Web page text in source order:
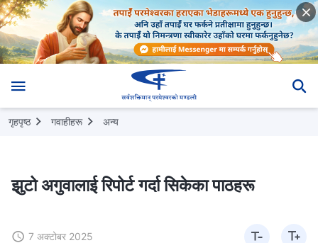
गृहपृष्ठ गवाहीहरू अन्य
झुटो अगुवालाई रिपोर्ट गर्दा सिकेका पाठहरू
7 अक्टोबर 2025